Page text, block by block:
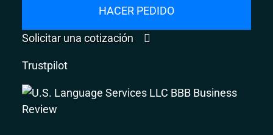
HACER PEDIDO
Solicitar una cotización
Trustpilot